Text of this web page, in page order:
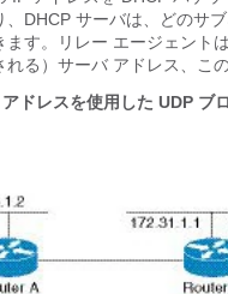
、DHCP サーバは、どのサ
ます。リレー エージェント
れる）サーバ アドレス、こ
ドレスを使用した UDP ブ